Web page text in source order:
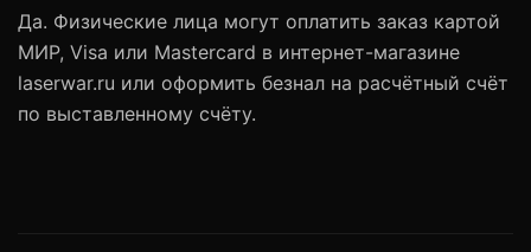
Да. Физические лица могут оплатить заказ картой
МИР, Visa или Mastercard в интернет-магазине
laserwar.ru или оформить безнал на расчётный счёт
по выставленному счёту.